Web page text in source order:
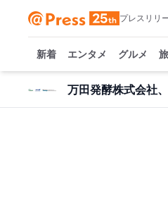
プレスリリ
新着 エンタメ グルメ
万田発酵株式会社